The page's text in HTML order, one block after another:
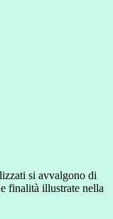
si avvalgono di
finalità illustrate nella